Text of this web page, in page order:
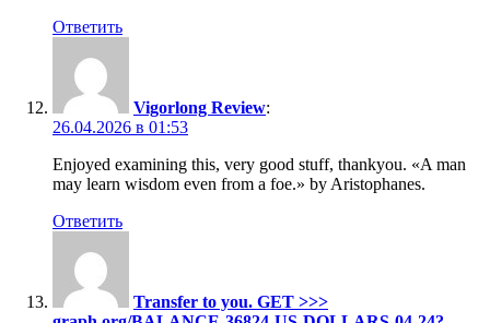
Ответить
Vigorlong Review:
26.04.2026 в 01:53
Enjoyed examining this, very good stuff, thankyou. «A man
may learn wisdom even from a foe.» by Aristophanes.
Ответить
Transfer to you. GET >>>